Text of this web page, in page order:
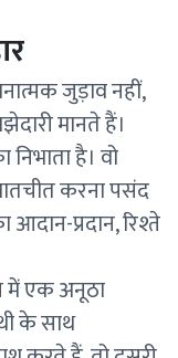
जुड़ाव नहीं,
मानते हैं।
है। वो
करना पसंद
प्रदान, रिश्ते
में एक अनूठा
के साथ